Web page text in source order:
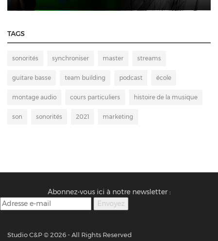
TAGS
sonorités synchroniser master streams
guitare basse team building podcast école
montage audio cours particuliers histoire de la musique
son sonorités 2021 marketing
Abonnez-vous ici à notre newsletter :
Studio C&P ©2026 - All Rights Reserved